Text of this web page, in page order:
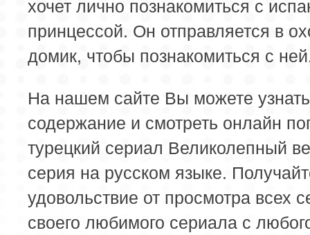
принцессой. Он отправляется в
домик, чтобы познакомиться с
На нашем сайте Вы можете узнать
содержание и смотреть онлайн
турецкий сериал Великолепный
серия на русском языке.
удовольствие от просмотра всех
своего любимого сериала с